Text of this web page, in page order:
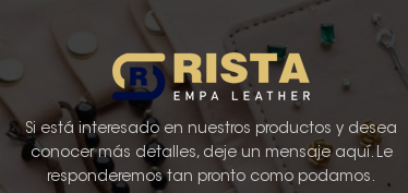
Si está interesado en nuestros productos y desea
conocer más detalles, deje un mensaje aquí. Le
responderemos tan pronto como podamos.